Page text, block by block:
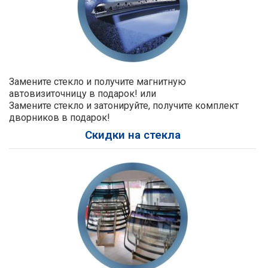
Замените стекло и получите магнитную
автовизиточницу в подарок! или
Замените стекло и затонируйте, получите комплект
дворников в подарок!
Скидки на стекла